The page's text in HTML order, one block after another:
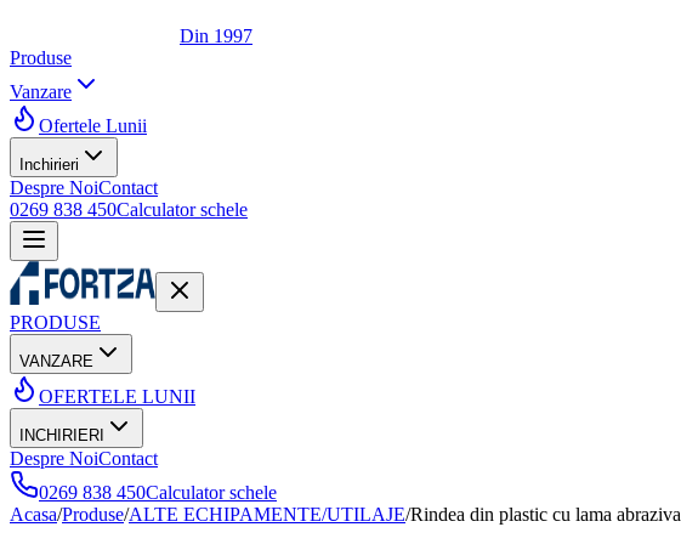
Din 1997
Produse
Vanzare
Ofertele Lunii
Inchirieri
Despre NoiContact
0269 838 450Calculator schele
PRODUSE
VANZARE
OFERTELE LUNII
INCHIRIERI
Despre NoiContact
0269 838 450Calculator schele
Acasa/Produse/ALTE ECHIPAMENTE/UTILAJE/Rindea din plastic cu lama abraziva